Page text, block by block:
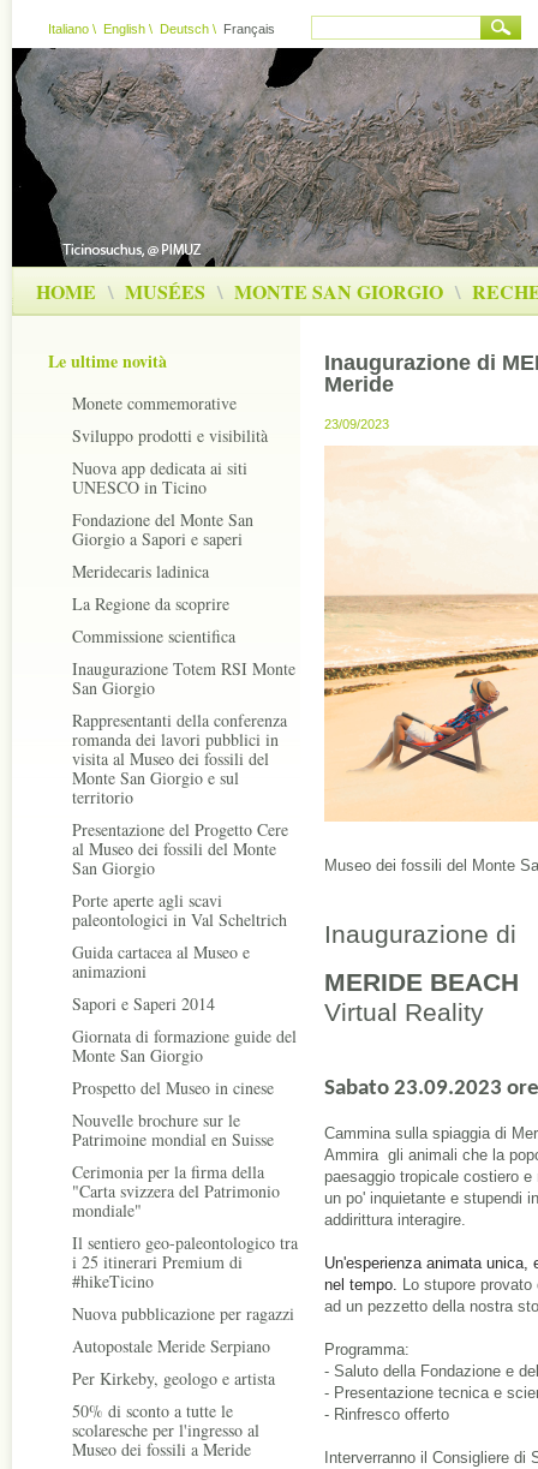
Italiano \ English \ Deutsch \ Français
HOME \ MUSÉES \ MONTE SAN GIORGIO \
Le ultime novità
Monete commemorative
Sviluppo prodotti e visibilità
Nuova app dedicata ai siti
UNESCO in Ticino
Fondazione del Monte San
Giorgio a Sapori e saperi
Meridecaris ladinica
La Regione da scoprire
Commissione scientifica
Inaugurazione Totem RSI Monte
San Giorgio
Rappresentanti della conferenza
romanda dei lavori pubblici in
visita al Museo dei fossili del
Monte San Giorgio e sul
territorio
Presentazione del Progetto Cere
al Museo dei fossili del Monte
San Giorgio
Porte aperte agli scavi
paleontologici in Val Scheltrich
Guida cartacea al Museo e
animazioni
Sapori e Saperi 2014
Giornata di formazione guide del
Monte San Giorgio
Prospetto del Museo in cinese
Nouvelle brochure sur le
Patrimoine mondial en Suisse
Cerimonia per la firma della
"Carta svizzera del Patrimonio
mondiale"
Il sentiero geo-paleontologico tra
i 25 itinerari Premium di
#hikeTicino
Nuova pubblicazione per ragazzi
Autopostale Meride Serpiano
Per Kirkeby, geologo e artista
50% di sconto a tutte le
scolaresche per l'ingresso al
Museo dei fossili a Meride
Inaugurazione di
Meride
23/09/2023
Museo dei fossili del Monte
Inaugurazione di
MERIDE BEACH
Virtual Reality
Sabato 23.09.2023
Cammina sulla spiaggia di
Ammira gli animali che la
paesaggio tropicale costiero
un po' inquietante e stupendi
addirittura interagire.
Un'esperienza animata unica,
nel tempo. Lo stupore
ad un pezzetto della nostra
Programma:
- Saluto della Fondazione e
- Presentazione tecnica e
- Rinfresco offerto
Interverranno il Consigliere